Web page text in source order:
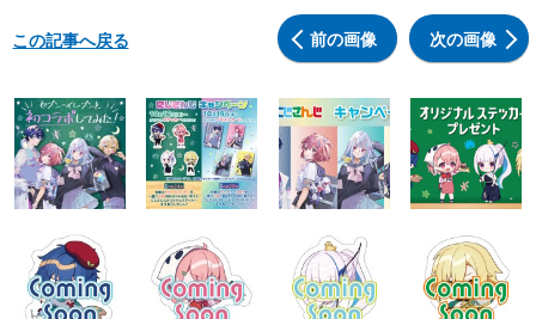
前の画像 次の画像
この記事へ戻る